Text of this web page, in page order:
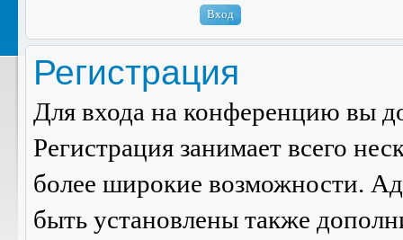
Регистрация
Для входа на конференцию вы
Регистрация занимает всего
более широкие возможности.
быть установлены также